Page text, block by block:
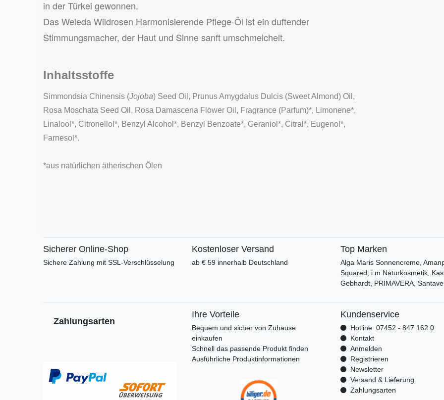
in der Türkei gewonnen.
Das Weleda Wildrosen Harmonisierende Pflege-Öl ist ein duftender
Stimmungsmacher, der Haut und Sinne sanft umschmeichelt.
Inhaltsstoffe
Simmondsia Chinensis (Jojoba) Seed Oil, Prunus Amygdalus Dulcis (Sweet Almond) Oil,
Rosa Moschata Seed Oil, Rosa Damascena Flower Oil, Fragrance (Parfum)*, Limonene*,
Linalool*, Citronellol*, Benzyl Alcohol*, Benzyl Benzoate*, Geraniol*, Citral*, Eugenol*,
Farnesol*.
*aus natürlichen ätherischen Ölen
Sicherer Online-Shop
Sichere Zahlung mit SSL-Verschlüsselung
Kostenloser Versand
ab € 59 innerhalb Deutschland
Top Marken
Alga Maris Sonnencreme,
Squared, i m Naturkosmetik,
Gebhardt, PRIMAVERA,
Zahlungsarten
Ihre Vorteile
Bequem und sicher von Zuhause
einkaufen
Schnell das passende Produkt finden
Ausführliche Produktinformationen
Kundenservice
Hotline: 07452 - 847 162 0
Kontakt
Anmelden
Registrieren
Newsletter
Versand & Lieferung
Zahlungsarten